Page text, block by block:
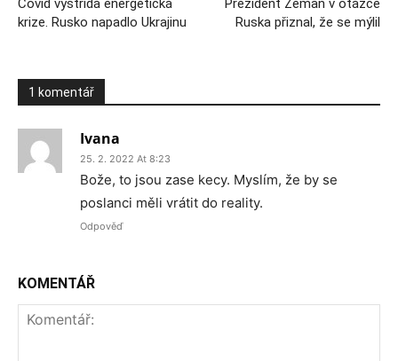
Covid vystřídá energetická
krize. Rusko napadlo Ukrajinu
Prezident Zeman v otázce
Ruska přiznal, že se mýlil
1 komentář
Ivana
25. 2. 2022 At 8:23
Bože, to jsou zase kecy. Myslím, že by se
poslanci měli vrátit do reality.
Odpověď
KOMENTÁŘ